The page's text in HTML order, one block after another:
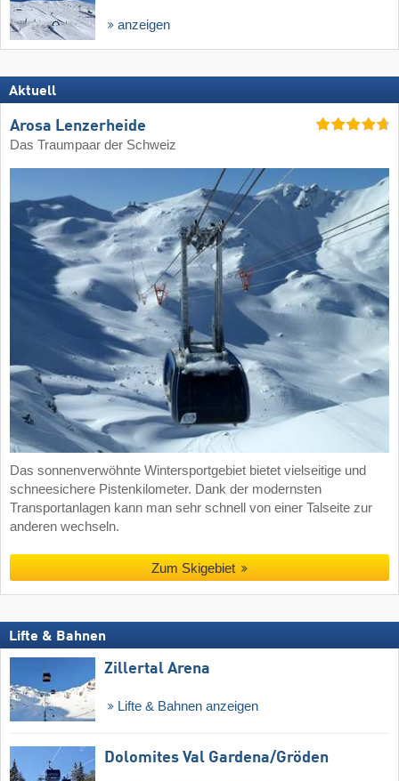
anzeigen
Aktuell
Arosa Lenzerheide
Das Traumpaar der Schweiz
Das sonnenverwöhnte Wintersportgebiet bietet vielseitige und
schneesichere Pistenkilometer. Dank der modernsten
Transportanlagen kann man sehr schnell von einer Talseite zur
anderen wechseln.
Zum Skigebiet
Lifte & Bahnen
Zillertal Arena
Lifte & Bahnen anzeigen
Dolomites Val Gardena/​Gröden